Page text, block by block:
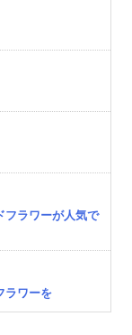
フラワーが人気で
ラワーを